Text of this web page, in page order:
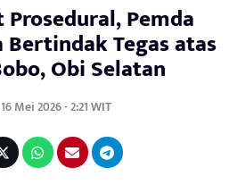
Pemda
Tegas atas
Obi Selatan
Mei 2026 - 2:21 WIT